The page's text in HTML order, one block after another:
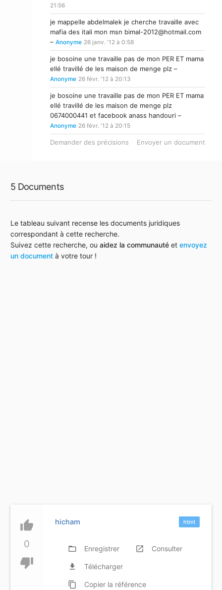
21:56
je mappelle abdelmalek je cherche travaille avec
mafia des itali mon msn bimal-2012@hotmail.com
– Anonyme 26 janv. '12 à 0:58
je bosoine une travaille pas de mon PER ET mama
ellé travillé de les maison de menge plz –
Anonyme 26 févr. '12 à 20:13
je bosoine une travaille pas de mon PER ET mama
ellé travillé de les maison de menge plz
0674000441 et facebook anass handouri –
Anonyme 26 févr. '12 à 20:15
Demander des précisions Envoyer un document
5 Documents
Le tableau suivant recense les documents juridiques
correspondant à cette recherche.
Suivez cette recherche, ou aidez la communauté et envoyez
un document à votre tour !
thumb_up
0
thumb_down
html
hicham
folder_open Enregistrer launch Consulter
file_download Télécharger
content_copy Copier la référence